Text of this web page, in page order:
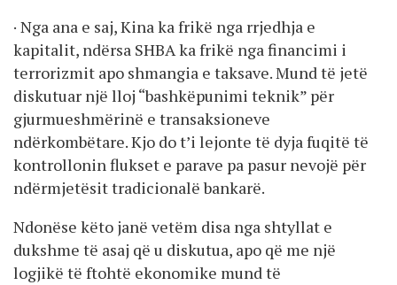
· Nga ana e saj, Kina ka frikë nga rrjedhja e
kapitalit, ndërsa SHBA ka frikë nga financimi i
terrorizmit apo shmangia e taksave. Mund të jetë
diskutuar një lloj “bashkëpunimi teknik” për
gjurmueshmërinë e transaksioneve
ndërkombëtare. Kjo do t’i lejonte të dyja fuqitë të
kontrollonin flukset e parave pa pasur nevojë për
ndërmjetësit tradicionalë bankarë.
Ndonëse këto janë vetëm disa nga shtyllat e
dukshme të asaj që u diskutua, apo që me një
logjikë të ftohtë ekonomike mund të